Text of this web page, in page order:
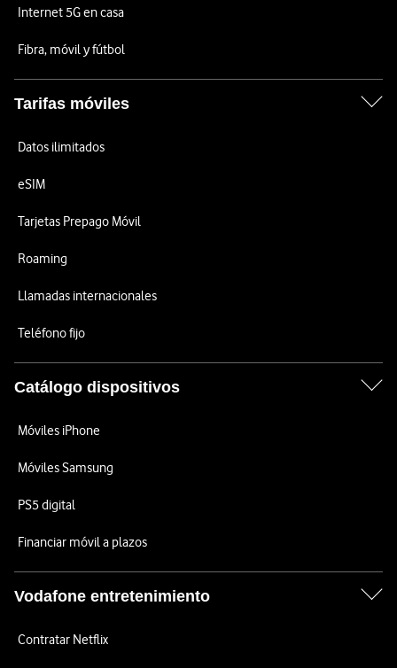
Internet 5G en casa
Fibra, móvil y fútbol
Tarifas móviles
Datos ilimitados
eSIM
Tarjetas Prepago Móvil
Roaming
Llamadas internacionales
Teléfono fijo
Catálogo dispositivos
Móviles iPhone
Móviles Samsung
PS5 digital
Financiar móvil a plazos
Vodafone entretenimiento
Contratar Netflix